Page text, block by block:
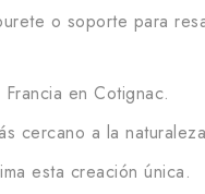
o soporte para
en Cotignac.
cercano a la
esta creación única.